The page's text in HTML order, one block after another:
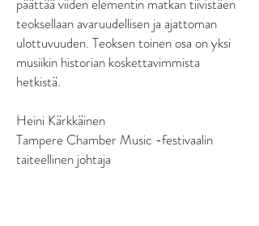
päättää viiden elementin matkan tiivistäen
teoksellaan avaruudellisen ja ajattoman
ulottuvuuden. Teoksen toinen osa on yksi
musiikin historian koskettavimmista
hetkistä.
Heini Kärkkäinen
Tampere Chamber Music -festivaalin
taiteellinen johtaja